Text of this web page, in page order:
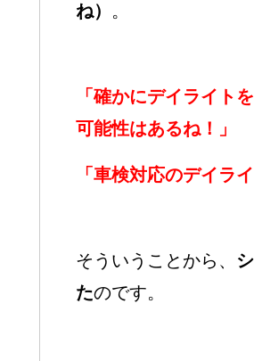
ね） 。
「確かにデイライト
可能性はあるね！」
「車検対応のデイラ
そういうことから、
たのです。